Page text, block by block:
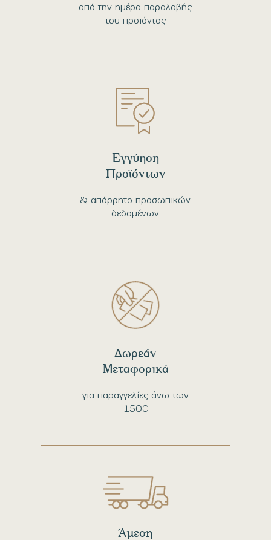
από την ημέρα παραλαβής
του προϊόντος
& απόρρητο προσωπικών
δεδομένων
Εγγύηση
Προϊόντων
για παραγγελίες άνω των
150€
Δωρεάν
Μεταφορικά
Άμεση